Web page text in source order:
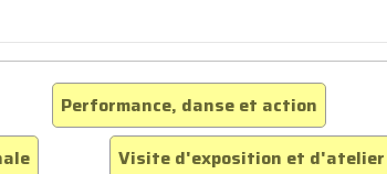
Performance, danse et action
Visite d'exposition et d'atelier